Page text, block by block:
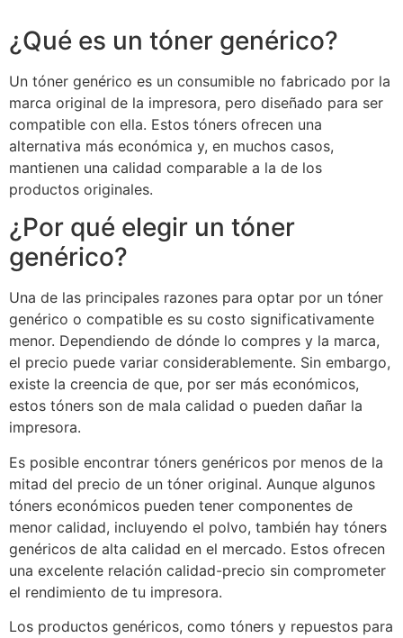
¿Qué es un tóner genérico?
Un tóner genérico es un consumible no fabricado por la
marca original de la impresora, pero diseñado para ser
compatible con ella. Estos tóners ofrecen una
alternativa más económica y, en muchos casos,
mantienen una calidad comparable a la de los
productos originales.
¿Por qué elegir un tóner
genérico?
Una de las principales razones para optar por un tóner
genérico o compatible es su costo significativamente
menor. Dependiendo de dónde lo compres y la marca,
el precio puede variar considerablemente. Sin embargo,
existe la creencia de que, por ser más económicos,
estos tóners son de mala calidad o pueden dañar la
impresora.
Es posible encontrar tóners genéricos por menos de la
mitad del precio de un tóner original. Aunque algunos
tóners económicos pueden tener componentes de
menor calidad, incluyendo el polvo, también hay tóners
genéricos de alta calidad en el mercado. Estos ofrecen
una excelente relación calidad-precio sin comprometer
el rendimiento de tu impresora.
Los productos genéricos, como tóners y repuestos para